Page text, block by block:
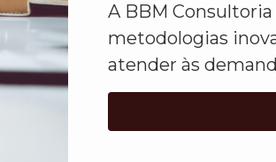
A BBM
metodologias
atender às